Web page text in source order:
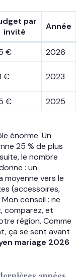
par
invité
Année
€
2026
€ 2023
€
2025
énorme. Un
25 % de plus
le nombre
: un
moyenne vers le
(accessoires,
conseil : ne
comparez, et
région. Comme
ça se sent avant
mariage 2026